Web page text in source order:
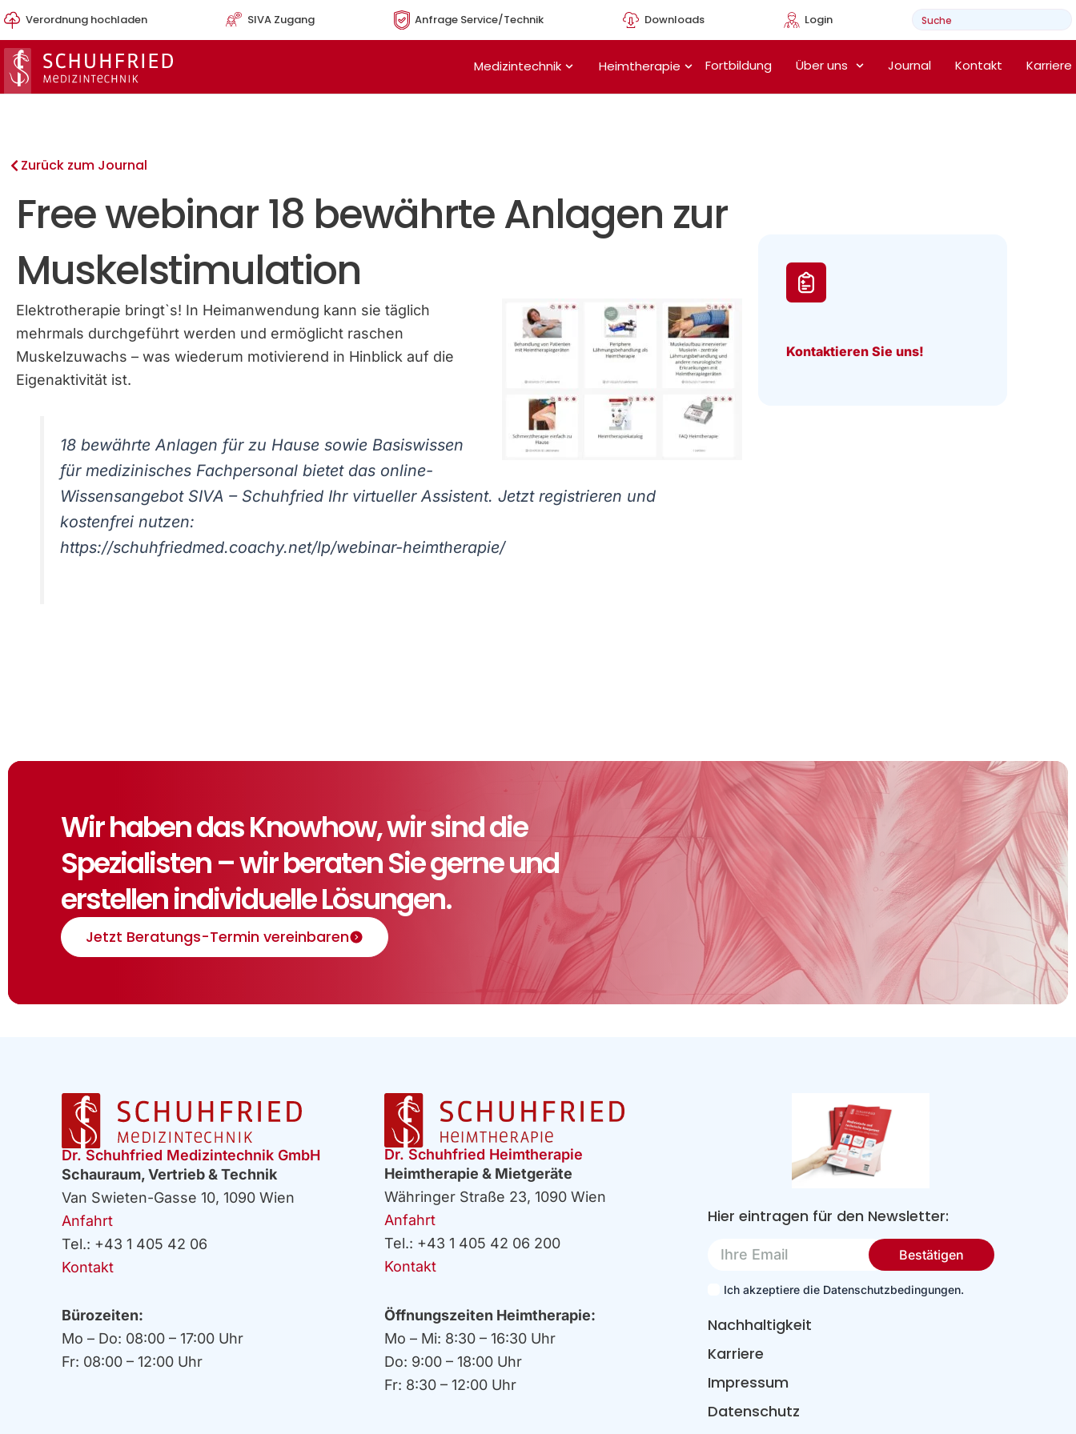
Zum
Inhalt
springen
Verordnung hochladen SIVA Zugang Anfrage Service/Technik Downloads Login
Medizintechnik Öffne Medizintechnik
Heimtherapie Öffne Heimtherapie
Fortbildung Über uns Journal Kontakt Karriere
Zurück zum Journal
Free webinar 18 bewährte Anlagen zur
Muskelstimulation
Elektrotherapie bringt`s! In Heimanwendung kann sie täglich
mehrmals durchgeführt werden und ermöglicht raschen
Muskelzuwachs – was wiederum motivierend in Hinblick auf die
Eigenaktivität ist.
18 bewährte Anlagen für zu Hause sowie Basiswissen
für medizinisches Fachpersonal bietet das online-
Wissensangebot SIVA – Schuhfried Ihr virtueller Assistent. Jetzt registrieren und
kostenfrei nutzen:
https://schuhfriedmed.coachy.net/lp/webinar-heimtherapie/
Kontaktieren Sie uns!
Wir haben das Knowhow, wir sind die
Spezialisten – wir beraten Sie gerne und
erstellen individuelle Lösungen.
Jetzt Beratungs-Termin vereinbaren
Dr. Schuhfried Medizintechnik GmbH
Schauraum, Vertrieb & Technik
Van Swieten-Gasse 10, 1090 Wien
Anfahrt
Tel.: +43 1 405 42 06
Kontakt
Bürozeiten:
Mo – Do: 08:00 – 17:00 Uhr
Fr: 08:00 – 12:00 Uhr
Dr. Schuhfried Heimtherapie
Heimtherapie & Mietgeräte
Währinger Straße 23, 1090 Wien
Anfahrt
Tel.: +43 1 405 42 06 200
Kontakt
Öffnungszeiten Heimtherapie:
Mo – Mi: 8:30 – 16:30 Uhr
Do: 9:00 – 18:00 Uhr
Fr: 8:30 – 12:00 Uhr
Hier eintragen für den Newsletter:
Email
Ich akzeptiere die Datenschutzbedingungen.
Bestätigen
Nachhaltigkeit
Karriere
Impressum
Datenschutz